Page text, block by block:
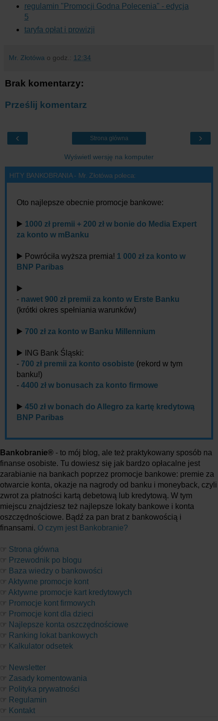
regulamin "Promocji Godna Polecenia" - edycja
5
taryfa opłat i prowizji
Mr. Złotówa o godz.: 12:34
Brak komentarzy:
Prześlij komentarz
‹ ›
Strona główna
Wyświetl wersję na komputer
HITY BANKOBRANIA - Mr. Złotówa poleca:
Oto najlepsze obecnie promocje bankowe:
▶️ 1000 zł premii + 200 zł w bonie do Media Expert
za konto w mBanku
▶️ Powróciła wyższa premia! 1 000 zł za konto w
BNP Paribas
▶️
- nawet 900 zł premii za konto w Erste Banku
(krótki okres spełniania warunków)
▶️ 700 zł za konto w Banku Millennium
▶️ ING Bank Śląski:
- 700 zł premii za konto osobiste (rekord w tym
banku!)
- 4400 zł w bonusach za konto firmowe
▶️ 450 zł w bonach do Allegro za kartę kredytową
BNP Paribas
Bankobranie® - to mój blog, ale też praktykowany sposób na
finanse osobiste. Tu dowiesz się jak bardzo opłacalne jest
zarabianie na bankach poprzez promocje bankowe: premie za
otwarcie konta, okazje na nagrody od banku i moneyback, czyli
zwrot za płatności kartą debetową lub kredytową. W tym
miejscu znajdziesz też najlepsze lokaty bankowe i konta
oszczędnościowe. Bądź za pan brat z bankowością i
finansami. O czym jest Bankobranie?
☞ Strona główna
☞ Przewodnik po blogu
☞ Baza wiedzy o bankowości
☞ Aktywne promocje kont
☞ Aktywne promocje kart kredytowych
☞ Promocje kont firmowych
☞ Promocje kont dla dzieci
☞ Najlepsze konta oszczędnościowe
☞ Ranking lokat bankowych
☞ Kalkulator odsetek
☞ Newsletter
☞ Zasady komentowania
☞ Polityka prywatności
☞ Regulamin
☞ Kontakt